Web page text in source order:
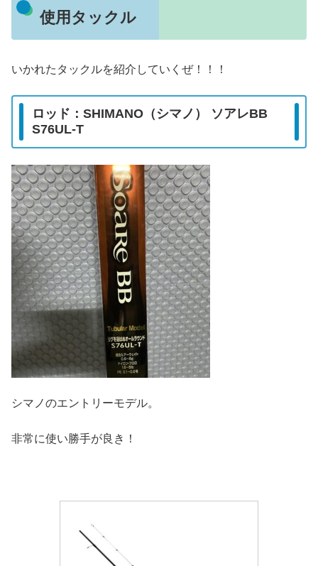
使用タックル
いかれたタックルを紹介していくぜ！！！
ロッド：SHIMANO（シマノ） ソアレBB
S76UL-T
シマノのエントリーモデル。
非常に使い勝手が良き！